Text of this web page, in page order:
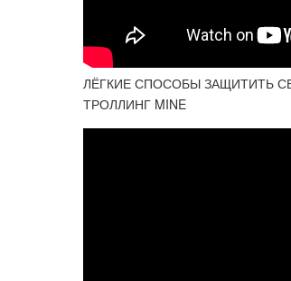
ЛЁГКИЕ СПОСОБЫ ЗАЩИТИТЬ
ТРОЛЛИНГ MINE